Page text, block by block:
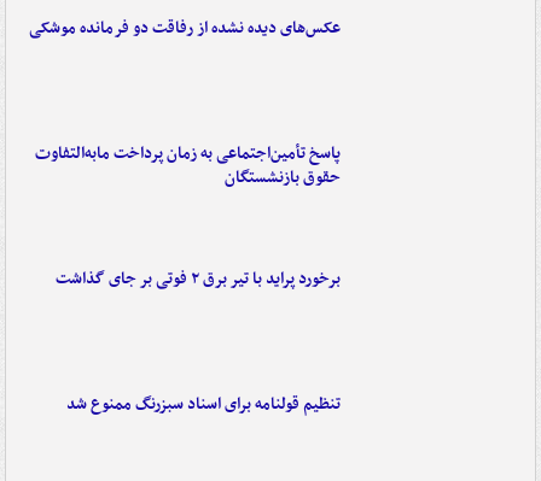
عکس‌های دیده نشده از رفاقت دو فرمانده‌ موشکی
پاسخ تأمین‌اجتماعی به زمان پرداخت مابه‌التفاوت
حقوق بازنشستگان
برخورد پراید با تیر برق ۲ فوتی بر جای گذاشت
تنظیم قولنامه برای اسناد سبزرنگ ممنوع شد